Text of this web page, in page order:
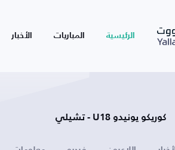
الرئيسية المباريات الأخبار
كوريكو يونيدو U18 - تشيلي